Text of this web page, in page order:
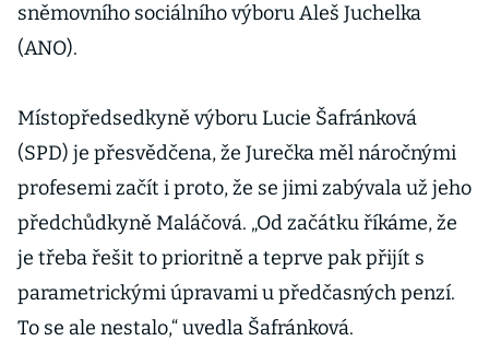
sněmovního sociálního výboru Aleš Juchelka
(ANO).
Místopředsedkyně výboru Lucie Šafránková
(SPD) je přesvědčena, že Jurečka měl náročnými
profesemi začít i proto, že se jimi zabývala už jeho
předchůdkyně Maláčová. „Od začátku říkáme, že
je třeba řešit to prioritně a teprve pak přijít s
parametrickými úpravami u předčasných penzí.
To se ale nestalo,“ uvedla Šafránková.